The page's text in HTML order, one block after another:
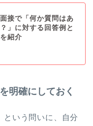
接で「何か質問はあ
」に対する回答例と
紹介
明確にしておく
という問いに、自分